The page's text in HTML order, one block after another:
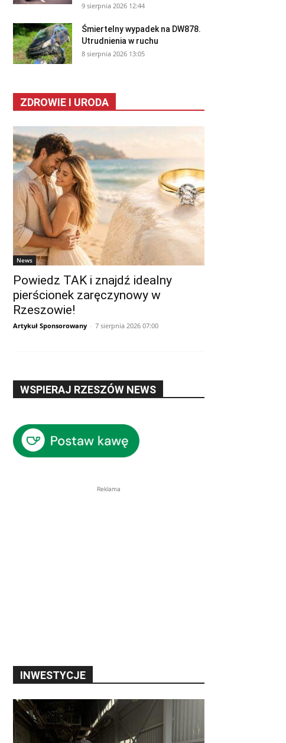
9 sierpnia 2026 12:44
Śmiertelny wypadek na DW878.
Utrudnienia w ruchu
8 sierpnia 2026 13:05
ZDROWIE I URODA
News
Powiedz TAK i znajdź idealny
pierścionek zaręczynowy w
Rzeszowie!
Artykuł Sponsorowany - 7 sierpnia 2026 07:00
WSPIERAJ RZESZÓW NEWS
Reklama
INWESTYCJE